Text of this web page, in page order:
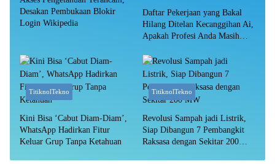
Desakan Pembukaan Blokir
Login Wikipedia
Daftar Pekerjaan yang Bakal
Hilang Ditelan Kecanggihan Ai,
Apakah Profesi Anda Masih
TitiknolTekno
Kini Bisa ‘Cabut Diam-Diam’,
WhatsApp Hadirkan Fitur
Keluar Grup Tanpa Ketahuan
TitiknolTekno
Revolusi Sampah jadi Listrik,
Siap Dibangun 7 Pembangkit
Raksasa dengan Sekitar 200